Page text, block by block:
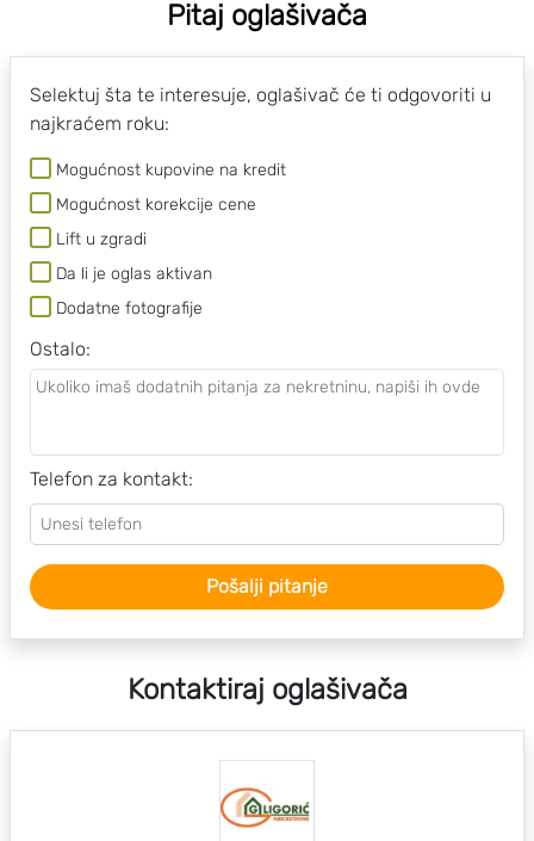
Pitaj oglašivača
Selektuj šta te interesuje, oglašivač će ti odgovoriti u
najkraćem roku:
Mogućnost kupovine na kredit
Mogućnost korekcije cene
Lift u zgradi
Da li je oglas aktivan
Dodatne fotografije
Ostalo:
Telefon za kontakt:
Pošalji pitanje
Kontaktiraj oglašivača